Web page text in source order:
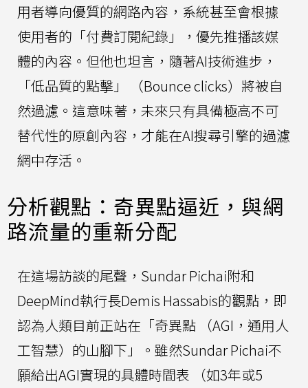
用者導向優質的網路內容，系統甚至會根據
使用者的「付費訂閱紀錄」，優先推播該媒
體的內容。但他也坦言，隨著AI技術進步，
「低品質的點擊」 （Bounce clicks）將被自
然過濾。這意味著，未來只有具備極高不可
替代性的原創內容，才能在AI搜尋引擎的過濾
網中存活。
分析觀點：奇異點逼近，與網
路流量的重新分配
在這場訪談的尾聲，Sundar Pichai附和
DeepMind執行長Demis Hassabis的觀點，即
認為人類目前正站在「奇異點 （AGI，通用人
工智慧）的山腳下」。雖然Sundar Pichai不
願給出AGI實現的具體時間表 （如3年或5